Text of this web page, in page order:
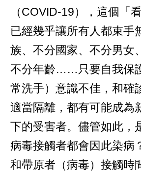
（COVID-19），這個「
已經幾乎讓所有人都束手
族、不分國家、不分男女
不分年齡……只要自我保
常洗手）意識不佳，和確
適當隔離，都有可能成為
下的受害者。儘管如此，
病毒接觸者都會因此染病
和帶原者（病毒）接觸時